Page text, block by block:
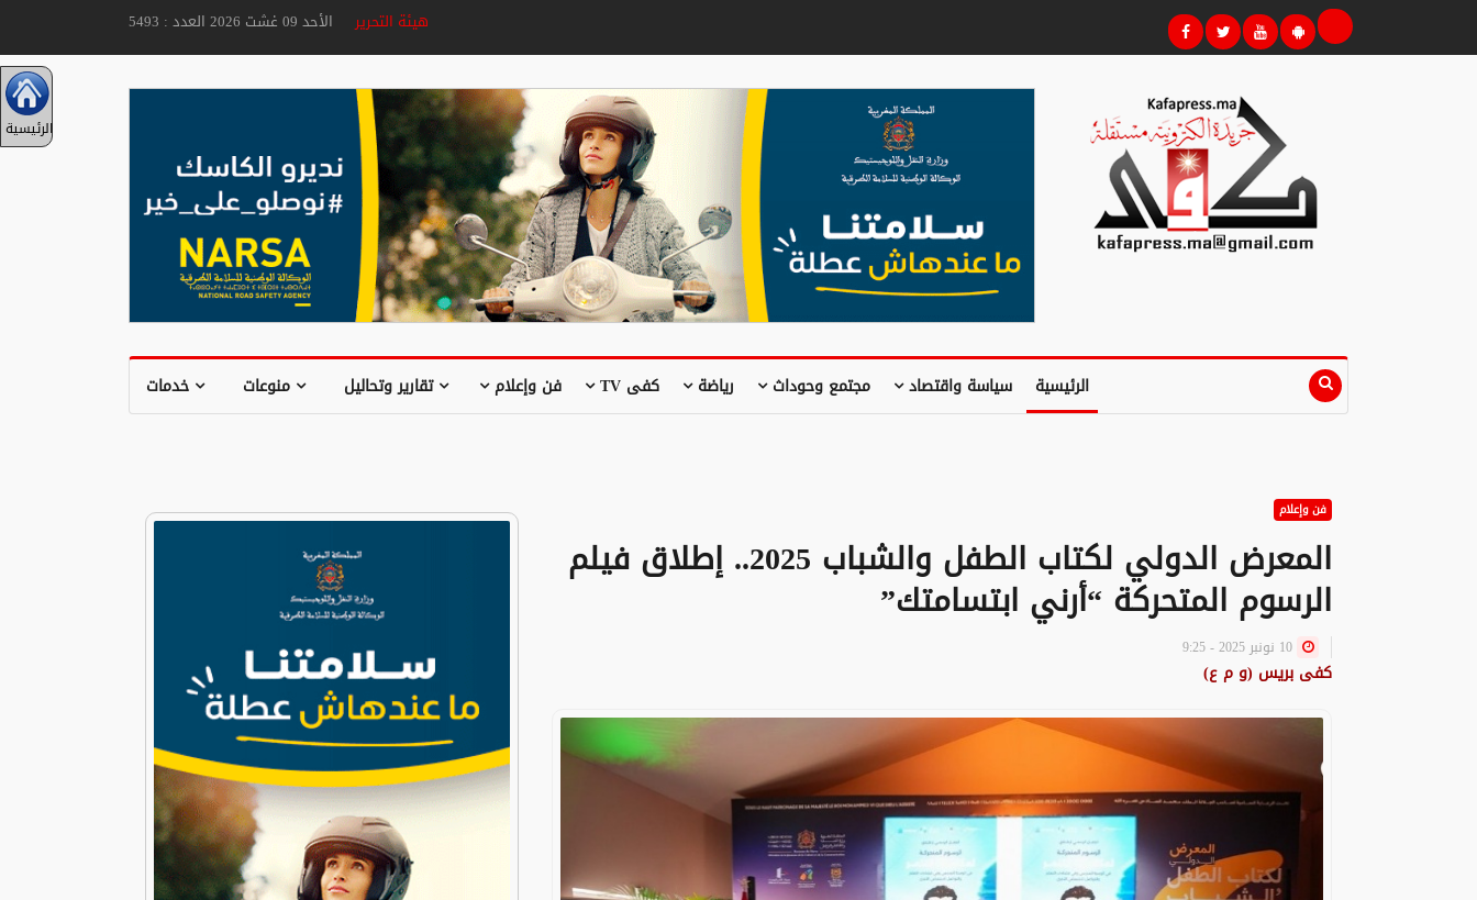
هيئة التحريرالأحد 09 غشت 2026 العدد : 5493
الرئيسية سياسة واقتصاد مجتمع وحوداث رياضة كفى TV فن وإعلام تقارير وتحاليل منوعات خدمات
الرئيسية
فن وإعلام
المعرض الدولي لكتاب الطفل والشباب 2025.. إطلاق فيلم
الرسوم المتحركة “أرني ابتسامتك”
كفى بريس (و م ع)